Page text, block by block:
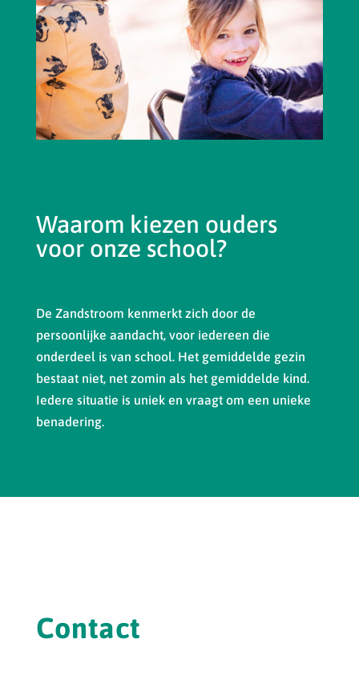
Waarom kiezen ouders
voor onze school?
De Zandstroom kenmerkt zich door de
persoonlijke aandacht, voor iedereen die
onderdeel is van school. Het gemiddelde gezin
bestaat niet, net zomin als het gemiddelde kind.
Iedere situatie is uniek en vraagt om een unieke
benadering.
Contact